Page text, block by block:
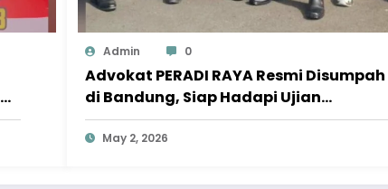
Admin 0
Advokat PERADI RAYA Resmi Disumpah
di Bandung, Siap Hadapi Ujian
Integritas di Dunia Hukum
May 2, 2026